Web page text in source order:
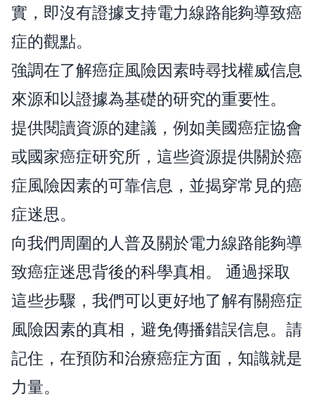
實，即沒有證據支持電力線路能夠導致癌
症的觀點。
強調在了解癌症風險因素時尋找權威信息
來源和以證據為基礎的研究的重要性。
提供閱讀資源的建議，例如美國癌症協會
或國家癌症研究所，這些資源提供關於癌
症風險因素的可靠信息，並揭穿常見的癌
症迷思。
向我們周圍的人普及關於電力線路能夠導
致癌症迷思背後的科學真相。 通過採取
這些步驟，我們可以更好地了解有關癌症
風險因素的真相，避免傳播錯誤信息。請
記住，在預防和治療癌症方面，知識就是
力量。